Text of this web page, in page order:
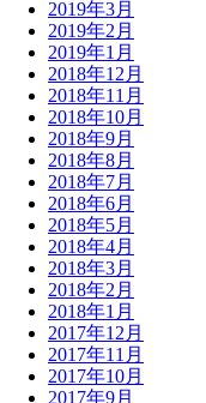
2019年3月
2019年2月
2019年1月
2018年12月
2018年11月
2018年10月
2018年9月
2018年8月
2018年7月
2018年6月
2018年5月
2018年4月
2018年3月
2018年2月
2018年1月
2017年12月
2017年11月
2017年10月
2017年9月